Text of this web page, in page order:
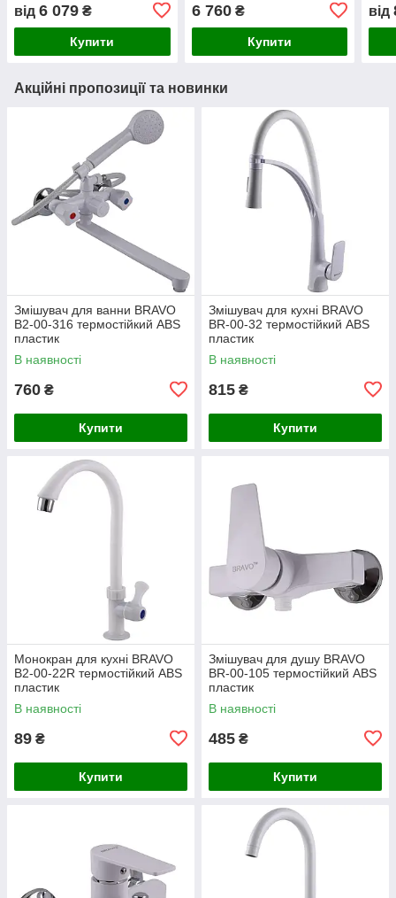
від 6 079 ₴
Купити
6 760₴
Купити
від
Акційні пропозиції та новинки
Змішувач для ванни BRAVO
B2-00-316 термостійкий ABS
пластик
В наявності
760 ₴
Купити
Змішувач для кухні BRAVO
BR-00-32 термостійкий ABS
пластик
В наявності
815 ₴
Купити
Монокран для кухні BRAVO
B2-00-22R термостійкий ABS
пластик
В наявності
89 ₴
Купити
Змішувач для душу BRAVO
BR-00-105 термостійкий ABS
пластик
В наявності
485 ₴
Купити